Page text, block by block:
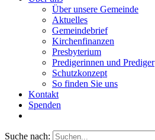
Über unsere Gemeinde
Aktuelles
Gemeindebrief
Kirchenfinanzen
Presbyterium
Predigerinnen und Prediger
Schutzkonzept
So finden Sie uns
Kontakt
Spenden
Suche nach: